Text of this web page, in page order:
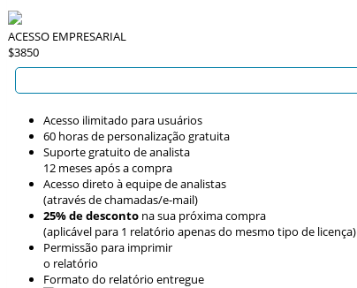
ACESSO EMPRESARIAL
$3850
Acesso ilimitado para usuários
60 horas de personalização gratuita
Suporte gratuito de analista
12 meses após a compra
Acesso direto à equipe de analistas
(através de chamadas/e-mail)
25% de desconto na sua próxima compra
(aplicável para 1 relatório apenas do mesmo tipo de licença)
Permissão para imprimir
o relatório
Formato do relatório entregue